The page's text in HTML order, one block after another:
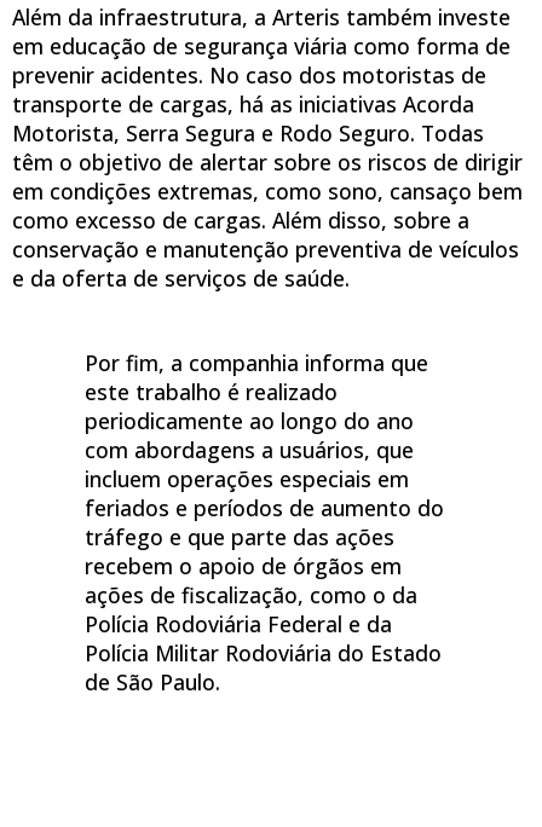
Além da infraestrutura, a Arteris também investe
em educação de segurança viária como forma de
prevenir acidentes. No caso dos motoristas de
transporte de cargas, há as iniciativas Acorda
Motorista, Serra Segura e Rodo Seguro. Todas
têm o objetivo de alertar sobre os riscos de dirigir
em condições extremas, como sono, cansaço bem
como excesso de cargas. Além disso, sobre a
conservação e manutenção preventiva de veículos
e da oferta de serviços de saúde.
Por fim, a companhia informa que
este trabalho é realizado
periodicamente ao longo do ano
com abordagens a usuários, que
incluem operações especiais em
feriados e períodos de aumento do
tráfego e que parte das ações
recebem o apoio de órgãos em
ações de fiscalização, como o da
Polícia Rodoviária Federal e da
Polícia Militar Rodoviária do Estado
de São Paulo.